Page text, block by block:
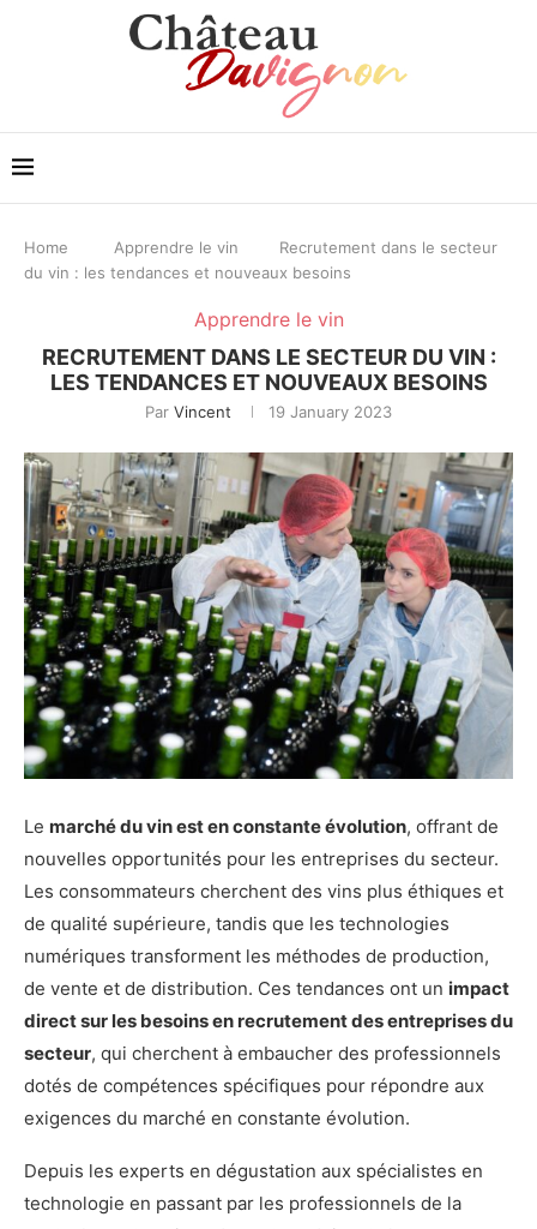
Home Apprendre le vin
Recrutement dans le secteur
du vin : les tendances et nouveaux besoins
Apprendre le vin
RECRUTEMENT DANS LE SECTEUR DU VIN :
LES TENDANCES ET NOUVEAUX BESOINS
Par Vincent 19 January 2023
Le marché du vin est en constante évolution, offrant de
nouvelles opportunités pour les entreprises du secteur.
Les consommateurs cherchent des vins plus éthiques et
de qualité supérieure, tandis que les technologies
numériques transforment les méthodes de production,
de vente et de distribution. Ces tendances ont un impact
direct sur les besoins en recrutement des entreprises du
secteur, qui cherchent à embaucher des professionnels
dotés de compétences spécifiques pour répondre aux
exigences du marché en constante évolution.
Depuis les experts en dégustation aux spécialistes en
technologie en passant par les professionnels de la